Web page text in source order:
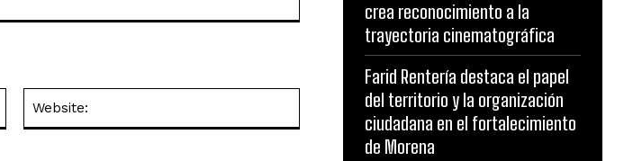
crea reconocimiento a la
trayectoria cinematográfica
Farid Rentería destaca el papel
del territorio y la organización
ciudadana en el fortalecimiento
de Morena